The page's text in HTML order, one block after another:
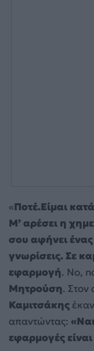
«Ποτέ.Είμαι κατά
Μ’ αρέσει η
σου αφήνει
γνωρίσεις. Σε
εφαρμογή. No,
Μητρούση. Στον
Καμιτσάκης
απαντώντας:
εφαρμογές